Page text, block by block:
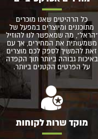
כל הרהיטים שאנו מוכרים
מתוכננים ומיוצרים במפעל של
"הראל", מה שמאפשר לנו להוזיל
משמעותית את המחירים, אך עם
זאת להמשיך לספק לכם מוצרים
באיכות גבוהה ביותר תוך הקפדה
על הפרטים הקטנים ביותר.
מוקד שרות לקוחות